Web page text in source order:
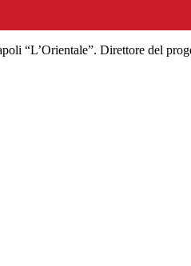
“L’Orientale”. Direttore del